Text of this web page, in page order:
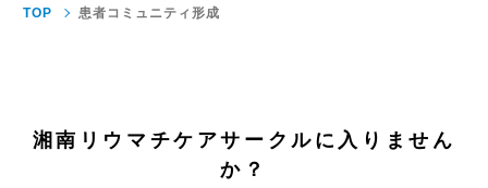
TOP 患者コミュニティ形成
湘南リウマチケアサークルに入りません
か？